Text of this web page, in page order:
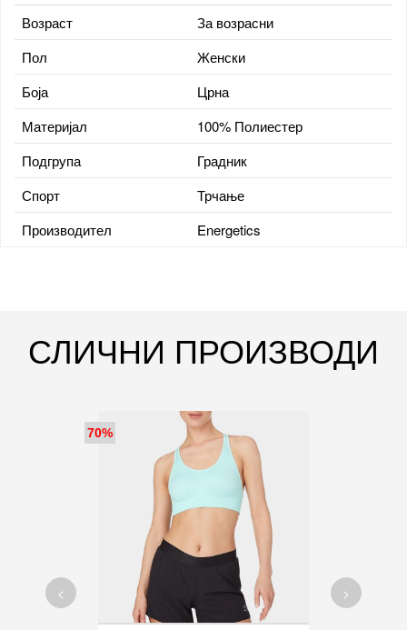
Возраст
За возрасни
Пол
Женски
Боја
Црна
Материјал
100% Полиестер
Подгрупа
Градник
Спорт
Трчање
Производител
Energetics
СЛИЧНИ ПРОИЗВОДИ
70%
< >